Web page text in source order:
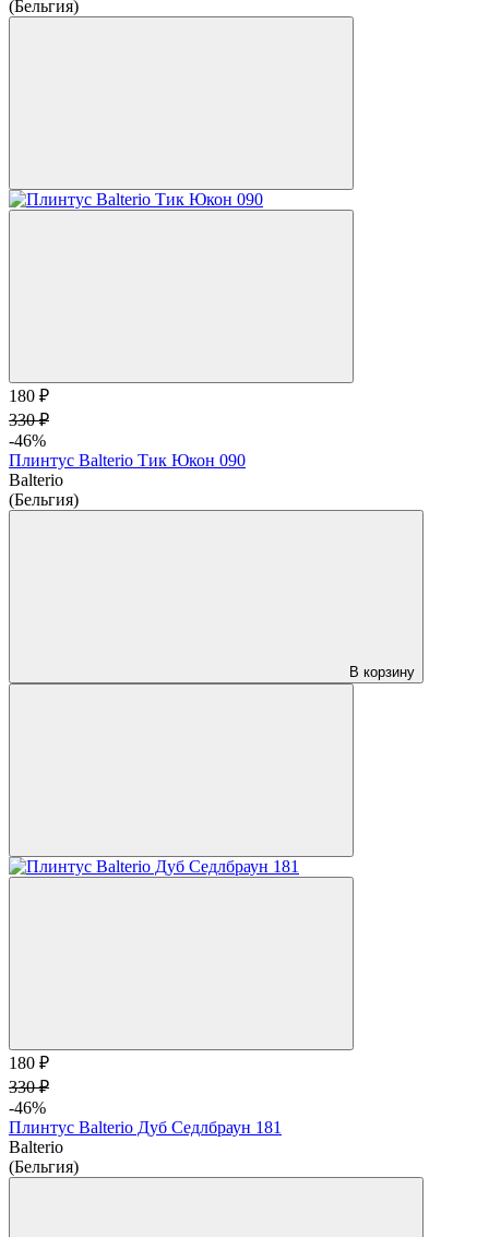
(Бельгия)
180 ₽
330 ₽
-46%
Плинтус Balterio Тик Юкон 090
Balterio
(Бельгия)
В корзину
180 ₽
330 ₽
-46%
Плинтус Balterio Дуб Седлбраун 181
Balterio
(Бельгия)